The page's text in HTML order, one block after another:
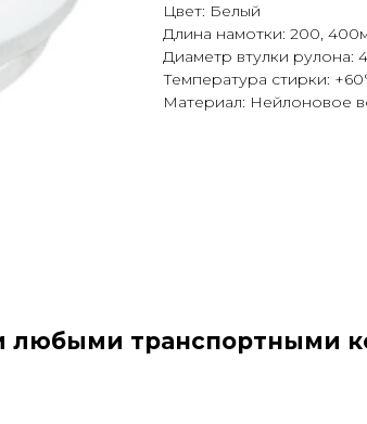
Цвет: Белый
Длина намотки: 200,
Диаметр втулки рулона:
Температура стирки:
Материал: Нейлоновое
любыми транспортными